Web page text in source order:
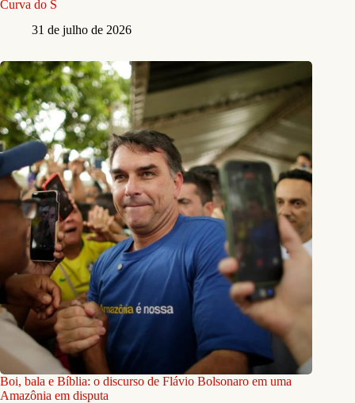
Curva do S
31 de julho de 2026
Boi, bala e Bíblia: o discurso de Flávio Bolsonaro em uma
Amazônia em disputa